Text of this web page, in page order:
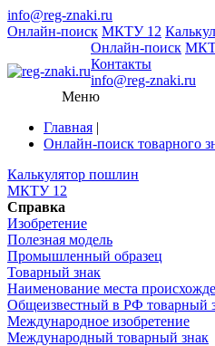
info@reg-znaki.ru
Онлайн-поиск МКТУ 12
Онлайн-поиск
Контакты
info@reg-znaki.ru
Меню
Главная |
Онлайн-поиск товарного
Калькулятор пошлин
МКТУ 12
Справка
Изобретение
Полезная модель
Промышленный образец
Товарный знак
Наименование места
Общеизвестный в РФ товарный
Международное изобретение
Международный товарный знак